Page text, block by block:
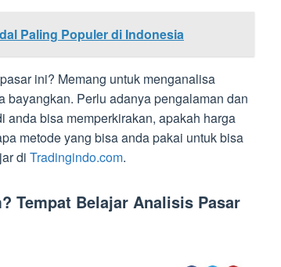
Paling Populer di Indonesia
ini? Memang untuk menganalisa
bayangkan. Perlu adanya pengalaman dan
anda bisa memperkirakan, apakah harga
metode yang bisa anda pakai untuk bisa
di Tradingindo.com.
Tempat Belajar Analisis Pasar